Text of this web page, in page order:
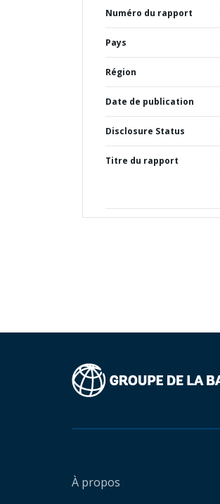
Numéro du rapport
Pays
Région
Date de publication
Disclosure Status
Titre du rapport
À propos